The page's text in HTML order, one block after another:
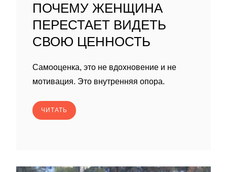
ПОЧЕМУ ЖЕНЩИНА
ПЕРЕСТАЕТ ВИДЕТЬ
СВОЮ ЦЕННОСТЬ
Самооценка, это не вдохновение и не
мотивация. Это внутренняя опора.
ЧИТАТЬ